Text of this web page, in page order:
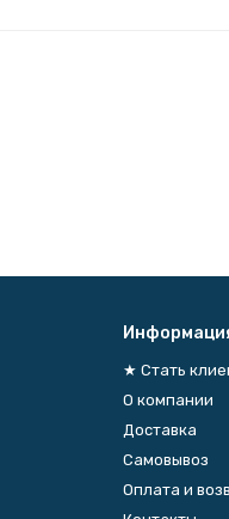
★ Стать
О компании
Доставка
Самовывоз
Оплата и